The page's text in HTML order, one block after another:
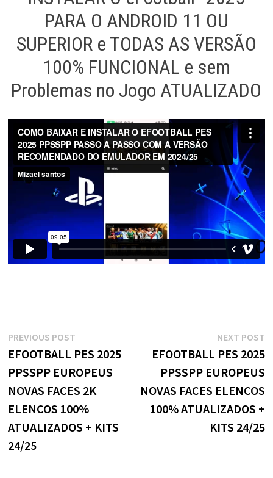
PARA O ANDROID 11 OU
SUPERIOR e TODAS AS VERSÃO
100% FUNCIONAL e sem
Problemas no Jogo ATUALIZADO
Navegação
de
Post
PREVIOUS POSTPrevious
post:
EFOOTBALL PES 2025
PPSSPP EUROPEUS
NOVAS FACES 2K
ELENCOS 100%
ATUALIZADOS + KITS
24/25
NEXT POST
EFOOTBALL PES 2025
PPSSPP EUROPEUS
NOVAS FACES ELENCOS
100% ATUALIZADOS +
KITS 24/25